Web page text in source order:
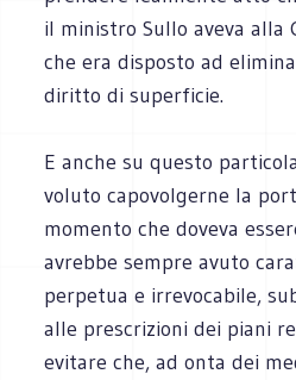
il ministro Sullo aveva alla
che era disposto ad
diritto di superficie.
E anche su questo
voluto capovolgerne la
momento che doveva
avrebbe sempre avuto
perpetua e irrevocabile,
alle prescrizioni dei piani
evitare che, ad onta dei